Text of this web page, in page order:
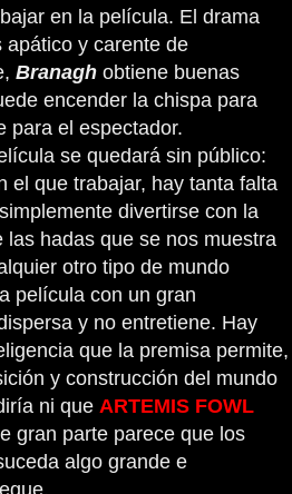
en la película. El drama
y carente de
Branagh obtiene buenas
encender la chispa para
para el espectador.
se quedará sin público:
el que trabajar, hay tanta falta
divertirse con la
hadas que se nos muestra
otro tipo de mundo
película con un gran
y no entretiene. Hay
que la premisa permite,
y construcción del mundo
ni que ARTEMIS FOWL
gran parte parece que los
algo grande e